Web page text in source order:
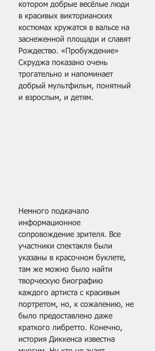
котором добрые весёлые люди
в красивых викторианских
костюмах кружатся в вальсе на
заснеженной площади и славят
Рождество. «Пробуждение»
Скруджа показано очень
трогательно и напоминает
добрый мультфильм, понятный
и взрослым, и детям.
Немного подкачало
информационное
сопровождение зрителя. Все
участники спектакля были
указаны в красочном буклете,
там же можно было найти
творческую биографию
каждого артиста с красивым
портретом, но, к сожалению, не
было предоставлено даже
краткого либретто. Конечно,
история Диккенса известна